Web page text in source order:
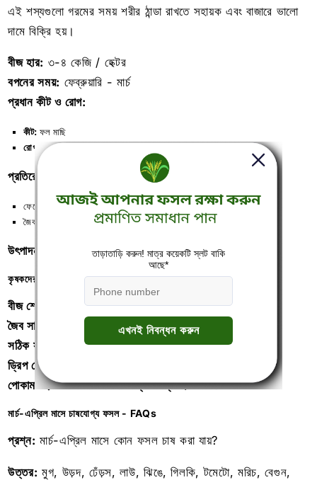
এই শস্যগুলো গরমের সময় শরীর ঠান্ডা রাখতে সহায়ক এবং বাজারে ভালো
দামে বিক্রি হয়।
বীজ হার: ৩-৪ কেজি / হেক্টর
বপনের সময়: ফেব্রুয়ারি - মার্চ
প্রধান কীট ও রোগ:
কীট: ফল মাছি
রোগ:
ডাউনি মিলডিউ
প্রতিরোধ ব্যবস্থা:
ফেরোমন ট্র্যাপ ব্যবহার করুন
জৈব কীটনাশকের স্প্রে করুন
উৎপাদন: ২০ টন / একর
কৃষকদের জন্য পরামর্শ:
বীজ শোধন অবশ্যই করুন
জৈব সার ও কীটনাশকের ব্যবহার করুন
সঠিক সময়ে বীজ বপন করুন
ড্রিপ সেচ পদ্ধতি অনুসরণ করুন
পোকামাকড় ও রোগ দমনে জৈব পদ্ধতির ব্যবহার করুন
মার্চ-এপ্রিল মাসে চাষযোগ্য ফসল - FAQs
প্রশ্ন: মার্চ-এপ্রিল মাসে কোন ফসল চাষ করা যায়?
উত্তর: মুগ, উড়দ, ঢেঁড়স, লাউ, ঝিঙে, গিলকি, টমেটো, মরিচ, বেগুন,